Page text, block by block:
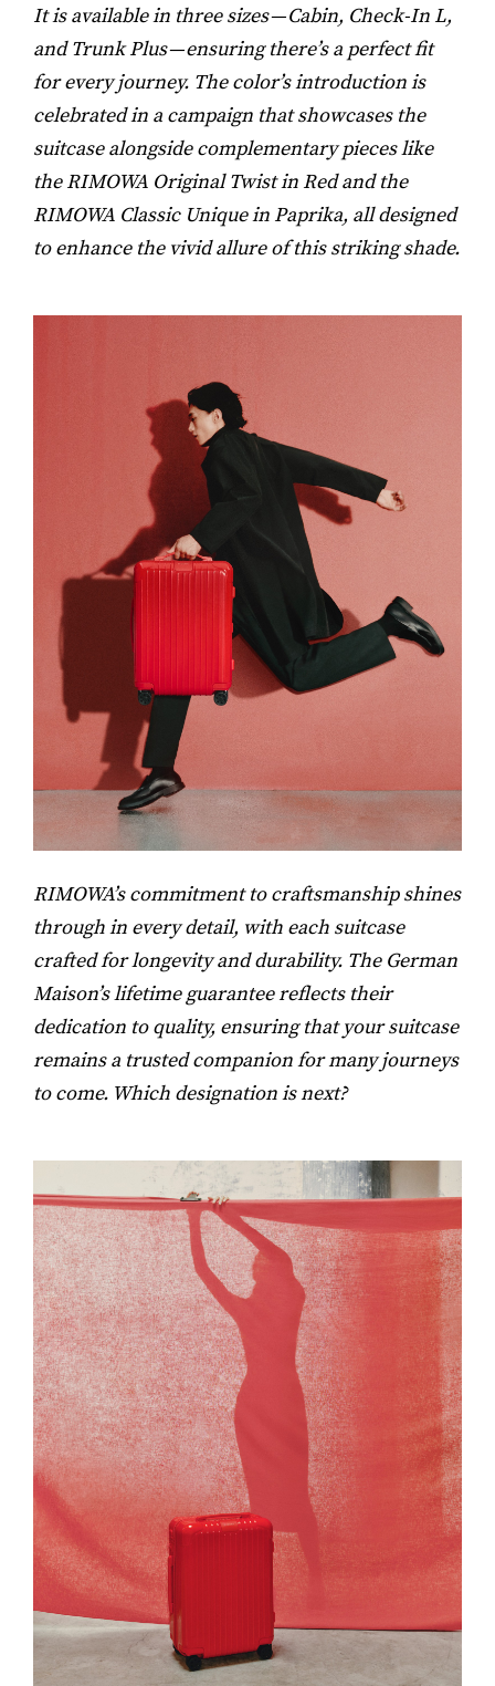
It is available in three sizes — Cabin, Check-In L,
and Trunk Plus — ensuring there’s a perfect fit
for every journey. The color’s introduction is
celebrated in a campaign that showcases the
suitcase alongside complementary pieces like
the RIMOWA Original Twist in Red and the
RIMOWA Classic Unique in Paprika, all designed
to enhance the vivid allure of this striking shade.
RIMOWA’s commitment to craftsmanship shines
through in every detail, with each suitcase
crafted for longevity and durability. The German
Maison’s lifetime guarantee reflects their
dedication to quality, ensuring that your suitcase
remains a trusted companion for many journeys
to come. Which designation is next?